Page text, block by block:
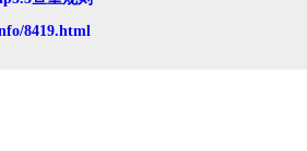
8419.html